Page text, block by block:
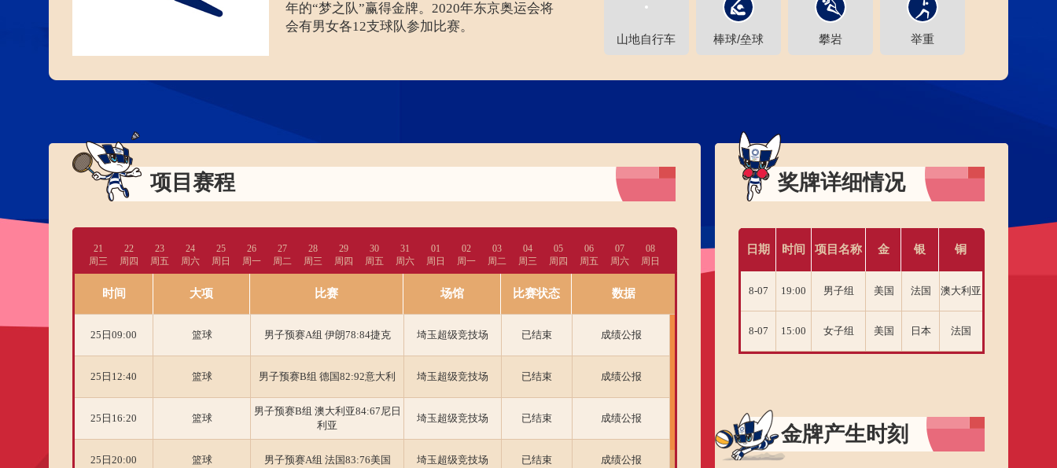
年的“梦之队”赢得金牌。2020年东京奥运会将
会有男女各12支球队参加比赛。
山地自行车 棒球/垒球 攀岩 举重
项目赛程
21
周三
22
周四
23
周五
24
周六
25
周日
26
周一
27
周二
28
周三
29
周四
30
周五
31
周六
01
周日
02
周一
03
周二
04
周三
05
周四
06
周五
07
周六
08
周日
时间 大项 比赛 场馆 比赛状态 数据
25日09:00 篮球 男子预赛A组 伊朗78:84捷克 埼玉超级竞技场 已结束 成绩公报
25日12:40 篮球 男子预赛B组 德国82:92意大利 埼玉超级竞技场 已结束 成绩公报
25日16:20 篮球
男子预赛B组 澳大利亚84:67尼日
利亚
埼玉超级竞技场 已结束 成绩公报
25日20:00 篮球 男子预赛A组 法国83:76美国 埼玉超级竞技场 已结束 成绩公报
奖牌详细情况
日期 时间 项目名称 金 银 铜
8-07 19:00 男子组 美国 法国 澳大利亚
8-07 15:00 女子组 美国 日本 法国
金牌产生时刻